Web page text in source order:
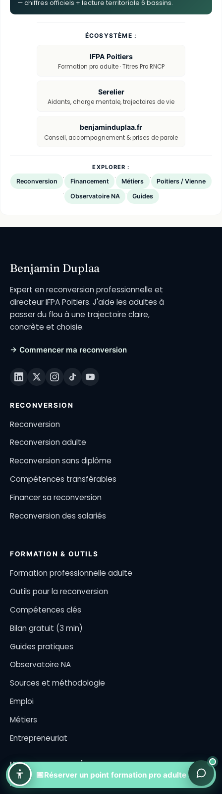
📅Réserver un point formation pro adulte
— chiffres officiels + lecture territoriale 6 bassins.
ÉCOSYSTÈME :
IFPA Poitiers
Formation pro adulte · Titres Pro RNCP
Serelier
Aidants, charge mentale, trajectoires de vie
benjaminduplaa.fr
Conseil, accompagnement & prises de parole
EXPLORER :
Reconversion · Financement · Métiers · Poitiers / Vienne
· Observatoire NA · Guides
Benjamin Duplaa
Expert en reconversion professionnelle et
directeur IFPA Poitiers. J'aide les adultes à
passer du flou à une trajectoire claire,
concrète et choisie.
→ Commencer ma reconversion
RECONVERSION
Reconversion
Reconversion adulte
Reconversion sans diplôme
Compétences transférables
Financer sa reconversion
Reconversion des salariés
FORMATION & OUTILS
Formation professionnelle adulte
Outils pour la reconversion
Compétences clés
Bilan gratuit (3 min)
Guides pratiques
Observatoire NA
Sources et méthodologie
Emploi
Métiers
Entrepreneuriat
INFORMATIONS LÉGALES
Mentions légales